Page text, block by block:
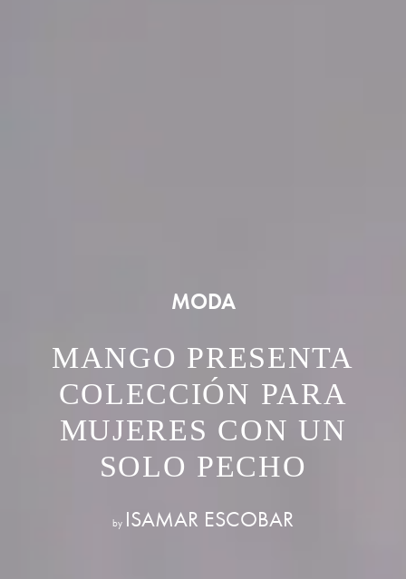
MODA
MANGO PRESENTA
COLECCIÓN PARA
MUJERES CON UN
SOLO PECHO
by ISAMAR ESCOBAR